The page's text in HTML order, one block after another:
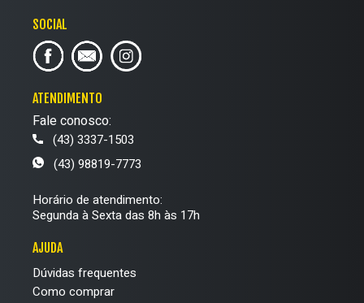
SOCIAL
ATENDIMENTO
Fale conosco:
(43) 3337-1503
(43) 98819-7773
Horário de atendimento:
Segunda à Sexta das 8h às 17h
AJUDA
Dúvidas frequentes
Como comprar